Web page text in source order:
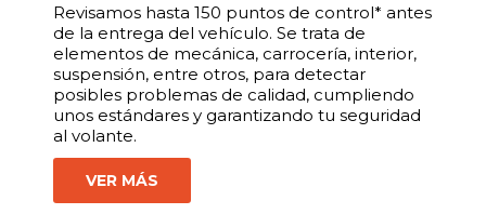
Revisamos hasta 150 puntos de control* antes
de la entrega del vehículo. Se trata de
elementos de mecánica, carrocería, interior,
suspensión, entre otros, para detectar
posibles problemas de calidad, cumpliendo
unos estándares y garantizando tu seguridad
al volante.
VER MÁS